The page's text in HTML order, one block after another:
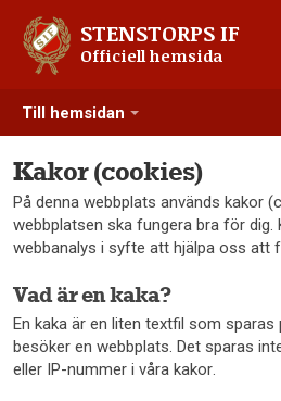
Till hemsidan
STENSTORPS IF
Officiell hemsida
Kakor (cookies)
På denna webbplats används kakor
webbplatsen ska fungera bra för dig.
webbanalys i syfte att hjälpa oss att
Vad är en kaka?
En kaka är en liten textfil som sparas
besöker en webbplats. Det sparas
eller IP-nummer i våra kakor.